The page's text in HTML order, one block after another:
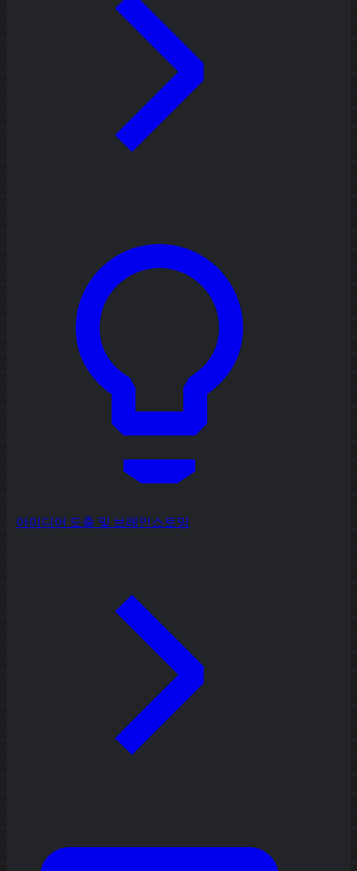
아이디어 도출 및 브레인스토밍